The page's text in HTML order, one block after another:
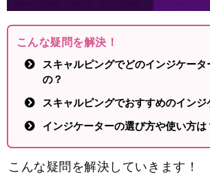
こんな疑問を解決！
スキャルピングでどのインジケー
の？
スキャルピングでおすすめのインジ
インジケーターの選び方や使い方は
こんな疑問を解決していきます！